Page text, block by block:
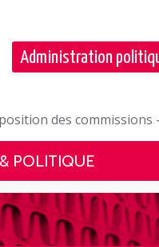
Administration
des commissions
POLITIQUE